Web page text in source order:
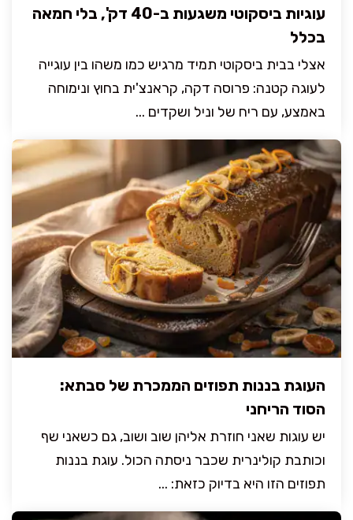
עוגיות ביסקוטי משגעות ב-40 דק', בלי חמאה
בכלל
אצלי בבית ביסקוטי תמיד מרגיש כמו משהו בין עוגייה
לעוגה קטנה: פרוסה דקה, קראנצ'ית בחוץ ונימוחה
באמצע, עם ריח של וניל ושקדים ...
העוגת בננות תפוזים הממכרת של סבתא:
הסוד הריחני
יש עוגות שאני חוזרת אליהן שוב ושוב, גם כשאני שף
וכותבת קולינרית שכבר ניסתה הכול. עוגת בננות
תפוזים הזו היא בדיוק כזאת: ...